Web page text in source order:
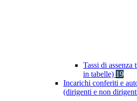
Tassi di assenza
in tabelle) 19
Incarichi conferiti e
(dirigenti e non